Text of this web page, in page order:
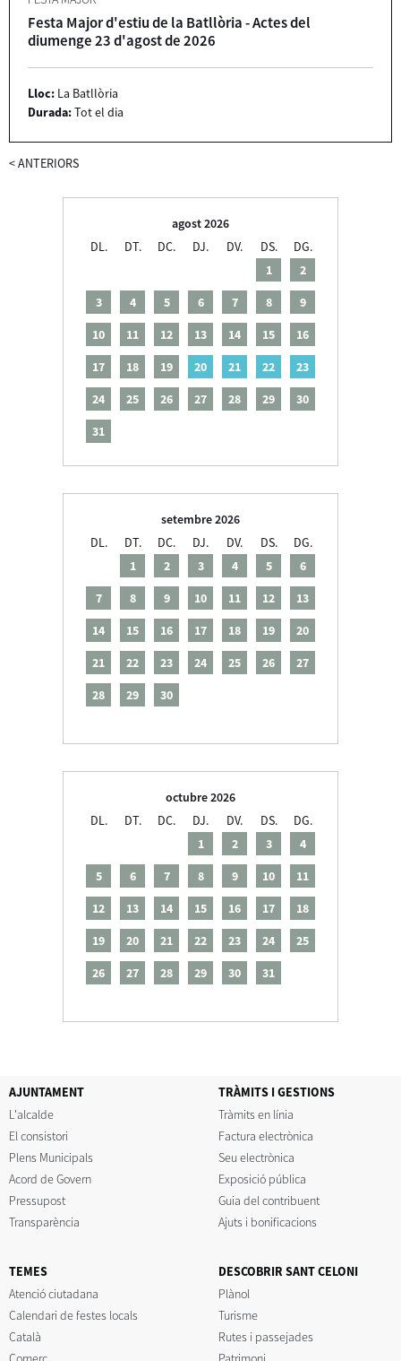
Festa Major d'estiu de la Batllòria - Actes del
diumenge 23 d'agost de 2026
Lloc: La Batllòria
Durada:Tot el dia
<ANTERIORS
agost 2026
DL.
DT. DC. DJ. DV. DS.
DG.
1
2
3
4 5 6 7 8
9
10
11 12 13 14 15
16
17
18 19 20 21 22
23
24
25 26 27 28 29
30
31
setembre 2026
DL.
DT. DC. DJ. DV. DS.
DG.
1
2 3 4 5
6
7
8 9 10 11 12
13
14
15 16 17 18 19
20
21
22 23 24 25 26
27
28
29 30
octubre 2026
DL.
DT. DC. DJ. DV. DS.
DG.
1
2 3
4
5
6 7 8 9 10
11
12
13 14 15 16 17
18
19
20 21 22 23 24
25
26
27 28 29 30 31
AJUNTAMENT
L'alcalde
El consistori
Plens Municipals
Acord de Govern
Pressupost
Transparència
TRÀMITS I GESTIONS
Tràmits en línia
Factura electrònica
Seu electrònica
Exposició pública
Guia del contribuent
Ajuts i bonificacions
TEMES
Atenció ciutadana
Calendari de festes locals
Català
DESCOBRIR SANT CELONI
Plànol
Turisme
Rutes i passejades